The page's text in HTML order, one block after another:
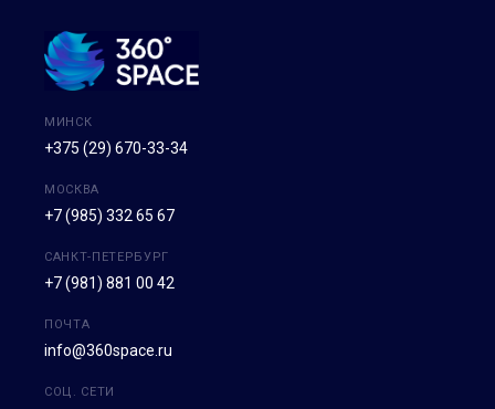
МИНСК
+375 (29) 670-33-34
МОСКВА
+7 (985) 332 65 67
САНКТ-ПЕТЕРБУРГ
+7 (981) 881 00 42
ПОЧТА
info@360space.ru
СОЦ. СЕТИ